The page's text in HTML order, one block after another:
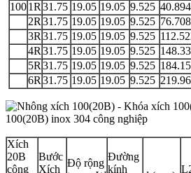
100 1R 31.75 19.05 19.05 9.525 40.894
2R 31.75 19.05 19.05 9.525 76.708
3R 31.75 19.05 19.05 9.525
4R 31.75 19.05 19.05 9.525
5R 31.75 19.05 19.05 9.525 184.15
6R 31.75 19.05 19.05 9.525
Xích
20B
công
Bước
Xích
Độ rộng
Đường
kính